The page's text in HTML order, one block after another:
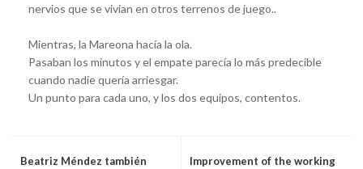
nervios que se vivian en otros terrenos de juego..
Mientras, la Mareona hacía la ola.
Pasaban los minutos y el empate parecía lo más predecible
cuando nadie quería arriesgar.
Un punto para cada uno, y los dos equipos, contentos.
Beatriz Méndez también
Improvement of the working